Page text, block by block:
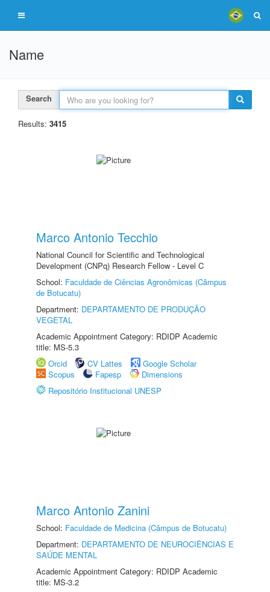
Name
Search
Results: 3415
Marco Antonio Tecchio
National Council for Scientific and Technological
Development (CNPq) Research Fellow - Level C
School: Faculdade de Ciências Agronômicas (Câmpus
de Botucatu)
Department: DEPARTAMENTO DE PRODUÇÃO
VEGETAL
Academic Appointment Category: RDIDP Academic
title: MS-5.3
Orcid
CV Lattes
Google Scholar
Scopus
Fapesp
Dimensions
Repositório Institucional UNESP
Marco Antonio Zanini
School: Faculdade de Medicina (Câmpus de Botucatu)
Department: DEPARTAMENTO DE NEUROCIÊNCIAS E
SAÚDE MENTAL
Academic Appointment Category: RDIDP Academic
title: MS-3.2